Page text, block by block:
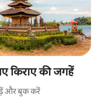
किराए की जगहें
और बुक करें